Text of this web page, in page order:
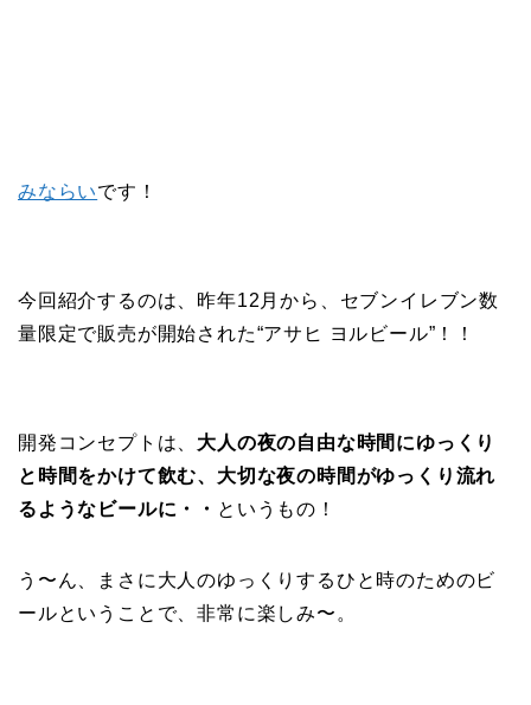
みならいです！
今回紹介するのは、昨年12月から、セブンイレブン数
量限定で販売が開始された“アサヒ ヨルビール”！！
開発コンセプトは、 大人の夜の自由な時間にゆっくり
と時間をかけて飲む、大切な夜の時間がゆっくり流れ
るようなビールに・・ というもの！
う〜ん、まさに大人のゆっくりするひと時のためのビ
ールということで、非常に楽しみ〜。